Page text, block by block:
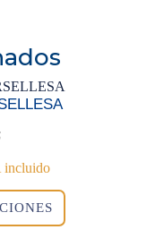
incluido
Este
tiene